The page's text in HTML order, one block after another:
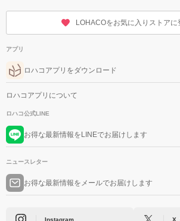
LOHACOをお気に入りストアに
アプリ
ロハコアプリをダウンロード
ロハコアプリについて
ロハコ公式LINE
お得な最新情報をLINEでお届けします
ニュースレター
お得な最新情報をメールでお届けします
Instagram X